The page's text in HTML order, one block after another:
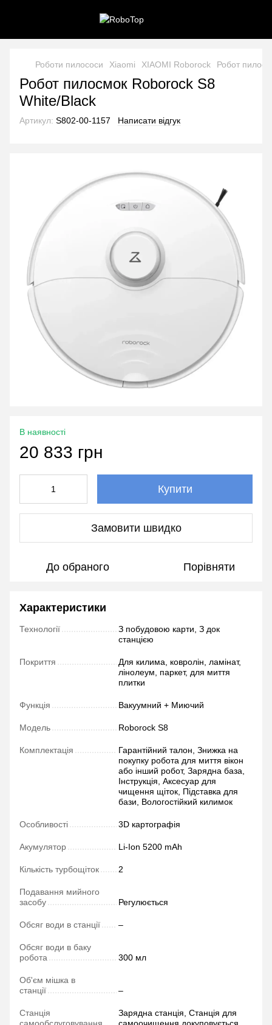
Роботи пилососи Xiaomi XIAOMI Roborock Робот
Робот пилосмок Roborock S8
White/Black
Артикул: S802-00-1157 Написати відгук
В наявності
20 833 грн
Купити
Замовити швидко
До обраного Порівняти
Характеристики
Технології
З побудовою карти, З док
станцією
Покриття
Для килима, ковролін, ламінат,
лінолеум, паркет, для миття
плитки
Функція Вакуумний + Миючий
Модель Roborock S8
Комплектація
Гарантійний талон, Знижка на
покупку робота для миття вікон
або інший робот, Зарядна база,
Інструкція, Аксесуар для
чищення щіток, Підставка для
бази, Вологостійкий килимок
Особливості 3D картографія
Акумулятор Li-Ion 5200 mAh
Кількість турбощіток 2
Подавання мийного
засобу
Регулюється
Обсяг води в станції –
Обсяг води в баку
робота
300 мл
Об'єм мішка в
станції
–
Станція
Зарядна станція, Станція для